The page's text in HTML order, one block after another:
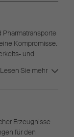
Kompromisse.
und
Lesen Sie mehr
Erzeugnisse
für den